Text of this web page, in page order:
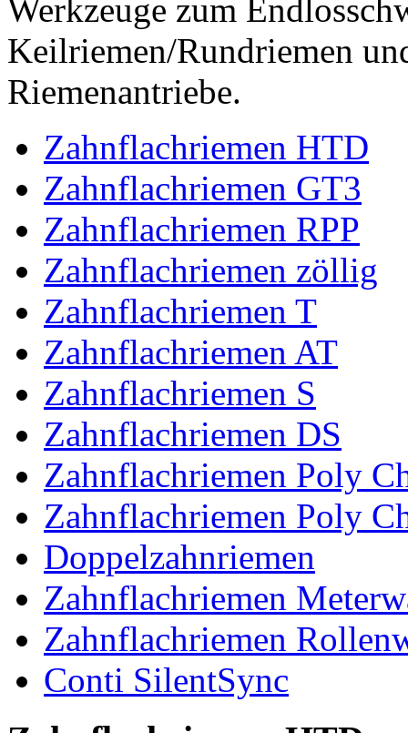
Werkzeuge zum
Keilriemen/Rundriemen
Riemenantriebe.
Zahnflachriemen HTD
Zahnflachriemen GT3
Zahnflachriemen RPP
Zahnflachriemen zöllig
Zahnflachriemen T
Zahnflachriemen AT
Zahnflachriemen S
Zahnflachriemen DS
Zahnflachriemen Poly
Zahnflachriemen Poly
Doppelzahnriemen
Zahnflachriemen
Zahnflachriemen
Conti SilentSync